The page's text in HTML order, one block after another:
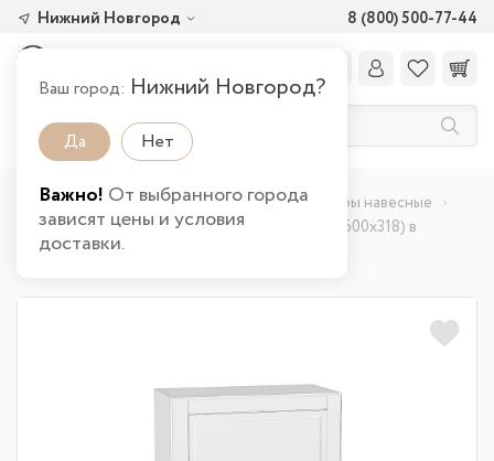
8 (800) 500-77-44
Нижний Новгород
Ваш город: Нижний Новгород?
Да Нет
Важно! От выбранного города
зависят цены и условия
доставки.
Главная Каталог товаров Кухня
Шкафы навесные
Шкаф верхний горизонтальный Дублин (358х600х318) в
Нижнем Новгороде